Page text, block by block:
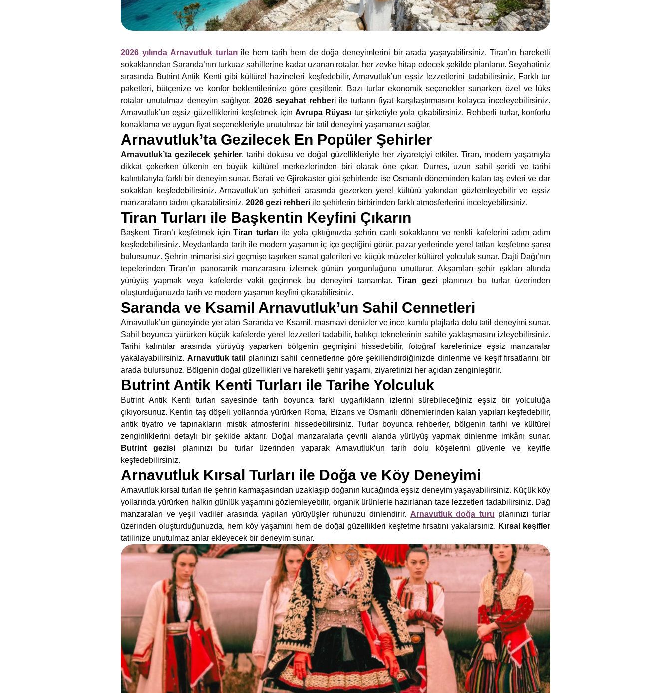
2026 yılında Arnavutluk turlarıile hem tarih hem de doğa deneyimlerini bir arada yaşayabilirsiniz. Tiran’ın hareketli
sokaklarından Saranda’nın turkuaz sahillerine kadar uzanan rotalar, her zevke hitap edecek şekilde planlanır. Seyahatiniz
sırasında Butrint Antik Kenti gibi kültürel hazineleri keşfedebilir, Arnavutluk’un eşsiz lezzetlerini tadabilirsiniz. Farklı tur
paketleri, bütçenize ve konfor beklentilerinize göre çeşitlenir. Bazı turlar ekonomik seçenekler sunarken özel ve lüks
rotalar unutulmaz deneyim sağlıyor. 2026 seyahat rehberiile turların fiyat karşılaştırmasını kolayca inceleyebilirsiniz.
Arnavutluk’un eşsiz güzelliklerini keşfetmek için Avrupa Rüyası tur şirketiyle yola çıkabilirsiniz. Rehberli turlar, konforlu
konaklama ve uygun fiyat seçenekleriyle unutulmaz bir tatil deneyimi yaşamanızı sağlar.
Arnavutluk’ta Gezilecek En Popüler Şehirler
Arnavutluk’ta gezilecek şehirler, tarihi dokusu ve doğal güzellikleriyle her ziyaretçiyi etkiler. Tiran, modern yaşamıyla
dikkat çekerken ülkenin en büyük kültürel merkezlerinden biri olarak öne çıkar. Durres, uzun sahil şeridi ve tarihi
kalıntılarıyla farklı bir deneyim sunar. Berati ve Gjirokaster gibi şehirlerde ise Osmanlı döneminden kalan taş evleri ve dar
sokakları keşfedebilirsiniz. Arnavutluk’un şehirleri arasında gezerken yerel kültürü yakından gözlemleyebilir ve eşsiz
manzaraların tadını çıkarabilirsiniz. 2026 gezi rehberi ile şehirlerin birbirinden farklı atmosferlerini inceleyebilirsiniz.
Tiran Turları ile Başkentin Keyfini Çıkarın
Başkent Tiran’ı keşfetmek içinTiran turları ile yola çıktığınızda şehrin canlı sokaklarını ve renkli kafelerini adım adım
keşfedebilirsiniz. Meydanlarda tarih ile modern yaşamın iç içe geçtiğini görür, pazar yerlerinde yerel tatları keşfetme şansı
bulursunuz. Şehrin mimarisi sizi geçmişe taşırken sanat galerileri ve küçük müzeler kültürel yolculuk sunar. Dajti Dağı’nın
tepelerinden Tiran’ın panoramik manzarasını izlemek günün yorgunluğunu unutturur. Akşamları şehir ışıkları altında
yürüyüş yapmak veya kafelerde vakit geçirmek bu deneyimi tamamlar. Tiran gezi planınızı bu turlar üzerinden
oluşturduğunuzda tarih ve modern yaşamın keyfini çıkarabilirsiniz.
Saranda ve Ksamil Arnavutluk’un Sahil Cennetleri
Arnavutluk’un güneyinde yer alan Saranda ve Ksamil, masmavi denizler ve ince kumlu plajlarla dolu tatil deneyimi sunar.
Sahil boyunca yürürken küçük kafelerde yerel lezzetleri tadabilir, balıkçı teknelerinin sahile yaklaşmasını izleyebilirsiniz.
Tarihi kalıntılar arasında yürüyüş yaparken bölgenin geçmişini hissedebilir, fotoğraf karelerinize eşsiz manzaralar
yakalayabilirsiniz. Arnavutluk tatil
planınızı sahil cennetlerine göre şekillendirdiğinizde dinlenme ve keşif fırsatlarını bir
arada bulursunuz. Bölgenin doğal güzellikleri ve hareketli şehir yaşamı, ziyaretinizi her açıdan zenginleştirir.
Butrint Antik Kenti Turları ile Tarihe Yolculuk
Butrint Antik Kenti turları sayesinde tarih boyunca farklı uygarlıkların izlerini sürebileceğiniz eşsiz bir yolculuğa
çıkıyorsunuz. Kentin taş döşeli yollarında yürürken Roma, Bizans ve Osmanlı dönemlerinden kalan yapıları keşfedebilir,
antik tiyatro ve tapınakların mistik atmosferini hissedebilirsiniz. Turlar boyunca rehberler, bölgenin tarihi ve kültürel
zenginliklerini detaylı bir şekilde aktarır. Doğal manzaralarla çevrili alanda yürüyüş yapmak dinlenme imkânı sunar.
Butrint gezisi planınızı bu turlar üzerinden yaparak Arnavutluk’un tarih dolu köşelerini güvenle ve keyifle
keşfedebilirsiniz.
Arnavutluk Kırsal Turları ile Doğa ve Köy Deneyimi
Arnavutluk kırsal turları ile şehrin karmaşasından uzaklaşıp doğanın kucağında eşsiz deneyim yaşayabilirsiniz. Küçük köy
yollarında yürürken halkın günlük yaşamını gözlemleyebilir, organik ürünlerle hazırlanan taze lezzetleri tadabilirsiniz. Dağ
manzaraları ve yeşil vadiler arasında yapılan yürüyüşler ruhunuzu dinlendirir. Arnavutluk doğa turu planınızı turlar
üzerinden oluşturduğunuzda, hem köy yaşamını hem de doğal güzellikleri keşfetme fırsatını yakalarsınız. Kırsal keşifler
tatilinize unutulmaz anlar ekleyecek bir deneyim sunar.